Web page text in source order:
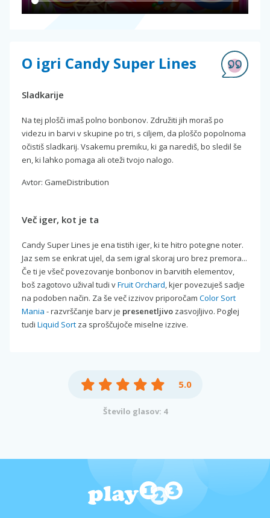
O igri Candy Super Lines
Sladkarije
Na tej plošči imaš polno bonbonov. Združiti jih moraš po
videzu in barvi v skupine po tri, s ciljem, da ploščo popolnoma
očistiš sladkarij. Vsakemu premiku, ki ga narediš, bo sledil še
en, ki lahko pomaga ali oteži tvojo nalogo.
Avtor: GameDistribution
Več iger, kot je ta
Candy Super Lines je ena tistih iger, ki te hitro potegne noter.
Jaz sem se enkrat ujel, da sem igral skoraj uro brez premora...
Če ti je všeč povezovanje bonbonov in barvitih elementov,
boš zagotovo užival tudi vFruit Orchard, kjer povezuješ sadje
na podoben način. Za še več izzivov priporočam Color Sort
Mania - razvrščanje barv je presenetljivo zasvojljivo. Poglej
tudi Liquid Sort za sproščujoče miselne izzive.
5.0
Število glasov: 4